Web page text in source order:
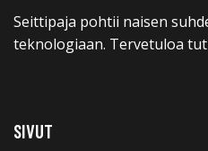
Seittipaja pohtii naisen
teknologiaan. Tervetuloa
SIVUT